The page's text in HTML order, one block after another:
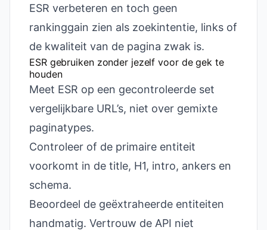
ESR verbeteren en toch geen
rankinggain zien als zoekintentie, links of
de kwaliteit van de pagina zwak is.
ESR gebruiken zonder jezelf voor de gek te
houden
Meet ESR op een gecontroleerde set
vergelijkbare URL’s, niet over gemixte
paginatypes.
Controleer of de primaire entiteit
voorkomt in de title, H1, intro, ankers en
schema.
Beoordeel de geëxtraheerde entiteiten
handmatig. Vertrouw de API niet